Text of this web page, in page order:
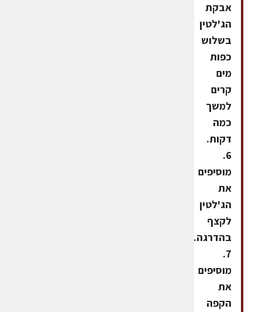
אבקת
הג'לטין
בשלוש
כפות
מים
קרים
למשך
כמה
דקות.
6.
מוסיפים
את
הג'לטין
לקצף
בהדרגה.
7.
מוסיפים
את
הקפה